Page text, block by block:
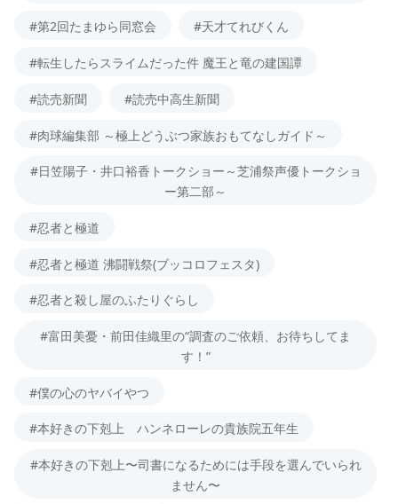
#第2回たまゆら同窓会 #天才てれびくん
#転生したらスライムだった件 魔王と竜の建国譚
#読売新聞 #読売中高生新聞
#肉球編集部 ～極上どうぶつ家族おもてなしガイド～
#日笠陽子・井口裕香トークショー～芝浦祭声優トークショ
ー第二部～
#忍者と極道
#忍者と極道 沸闘戦祭(ブッコロフェスタ)
#忍者と殺し屋のふたりぐらし
#富田美憂・前田佳織里の“調査のご依頼、お待ちしてま
す！”
#僕の心のヤバイやつ
#本好きの下剋上 ハンネローレの貴族院五年生
#本好きの下剋上〜司書になるためには手段を選んでいられ
ません〜